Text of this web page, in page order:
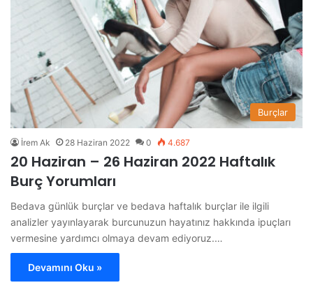
Burçlar
İrem Ak 28 Haziran 2022 0 4.687
20 Haziran – 26 Haziran 2022 Haftalık
Burç Yorumları
Bedava günlük burçlar ve bedava haftalık burçlar ile ilgili
analizler yayınlayarak burcunuzun hayatınız hakkında ipuçları
vermesine yardımcı olmaya devam ediyoruz.…
Devamını Oku »